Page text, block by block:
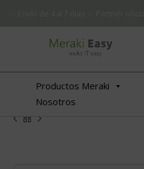
Productos Meraki
Nosotros